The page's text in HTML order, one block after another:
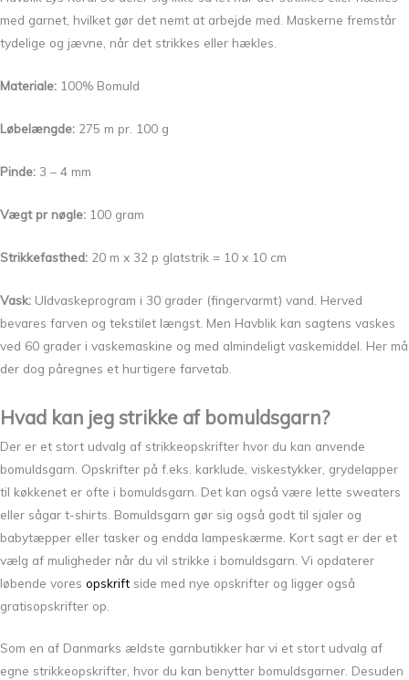
med garnet, hvilket gør det nemt at arbejde med. Maskerne fremstår
tydelige og jævne, når det strikkes eller hækles.
Materiale: 100% Bomuld
Løbelængde: 275 m pr. 100 g
Pinde: 3 – 4 mm
Vægt pr nøgle: 100 gram
Strikkefasthed: 20 m x 32 p glatstrik = 10 x 10 cm
Vask: Uldvaskeprogram i 30 grader (fingervarmt) vand. Herved
bevares farven og tekstilet længst. Men Havblik kan sagtens vaskes
ved 60 grader i vaskemaskine og med almindeligt vaskemiddel. Her må
der dog påregnes et hurtigere farvetab.
Hvad kan jeg strikke af bomuldsgarn?
Der er et stort udvalg af strikkeopskrifter hvor du kan anvende
bomuldsgarn. Opskrifter på f.eks. karklude, viskestykker, grydelapper
til køkkenet er ofte i bomuldsgarn. Det kan også være lette sweaters
eller sågar t-shirts. Bomuldsgarn gør sig også godt til sjaler og
babytæpper eller tasker og endda lampeskærme. Kort sagt er der et
vælg af muligheder når du vil strikke i bomuldsgarn. Vi opdaterer
løbende vores opskrift side med nye opskrifter og ligger også
gratisopskrifter op.
Som en af Danmarks ældste garnbutikker har vi et stort udvalg af
egne strikkeopskrifter, hvor du kan benytter bomuldsgarner. Desuden